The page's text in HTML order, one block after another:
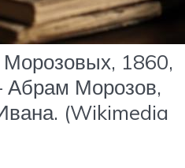
1860,
Абрам Морозов,
(Wikimedia